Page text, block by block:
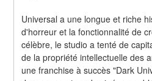
Universal a une longue et riche
d'horreur et la fonctionnalité de
célèbre, le studio a tenté de
de la propriété intellectuelle des
une franchise à succès "Dark